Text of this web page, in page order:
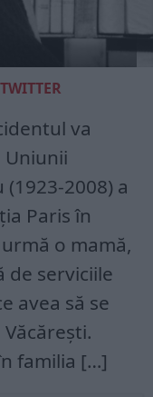
TWITTER
va
Uniunii
2008) a
Paris în
o mamă,
de serviciile
avea să se
familia […]